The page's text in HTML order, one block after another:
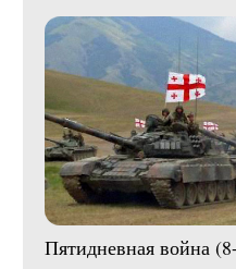
Пятидневная война